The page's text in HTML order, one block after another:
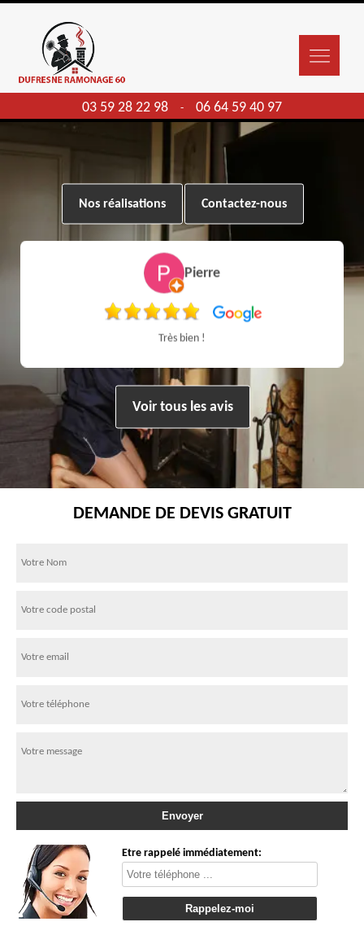
03 59 28 22 98 - 06 64 59 40 97
Nos réalisations Contactez-nous
Pierre
Très bien !
Voir tous les avis
DEMANDE DE DEVIS GRATUIT
Etre rappelé immédiatement: